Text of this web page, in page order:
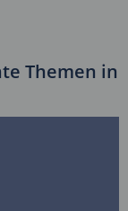
Themen in